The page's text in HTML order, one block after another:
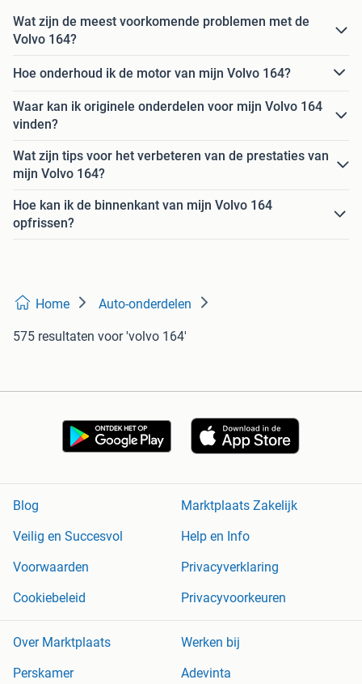
Wat zijn de meest voorkomende problemen met de
Volvo 164?
Hoe onderhoud ik de motor van mijn Volvo 164?
Waar kan ik originele onderdelen voor mijn Volvo 164
vinden?
Wat zijn tips voor het verbeteren van de prestaties van
mijn Volvo 164?
Hoe kan ik de binnenkant van mijn Volvo 164
opfrissen?
Home Auto-onderdelen
575 resultaten voor 'volvo 164'
Blog
Marktplaats Zakelijk
Veilig en Succesvol
Help en Info
Voorwaarden
Privacyverklaring
Cookiebeleid
Privacyvoorkeuren
Over Marktplaats
Werken bij
Perskamer
Adevinta